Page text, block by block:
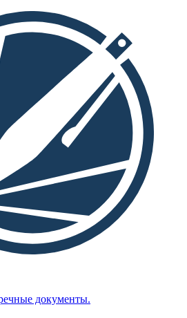
документы.